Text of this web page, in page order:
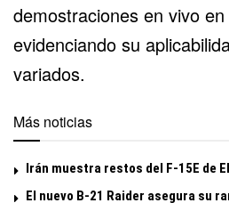
demostraciones en vivo en
evidenciando su
variados.
Más noticias
Irán muestra restos del F-15E de
El nuevo B-21 Raider asegura su